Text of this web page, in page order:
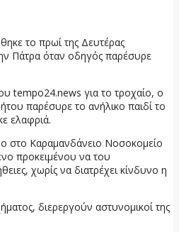
το πρωί της Δευτέρας
Πάτρα όταν οδηγός παρέσυρε
tempo24.news για το τροχαίο, ο
παρέσυρε το ανήλικο παιδί το
ελαφριά.
στο Καραμανδάνειο Νοσοκομείο
προκειμένου να του
χωρίς να διατρέχει κίνδυνο η
διερεργούν αστυνομικοί της